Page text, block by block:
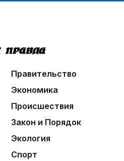
Правительство
Экономика
Происшествия
Закон и Порядок
Экология
Спорт